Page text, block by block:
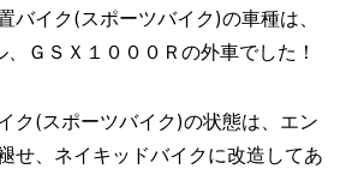
バイク(スポーツバイク)の車種は、
ＧＳＸ１０００Ｒの外車でした！
ク(スポーツバイク)の状態は、エン
せ、ネイキッドバイクに改造してあ